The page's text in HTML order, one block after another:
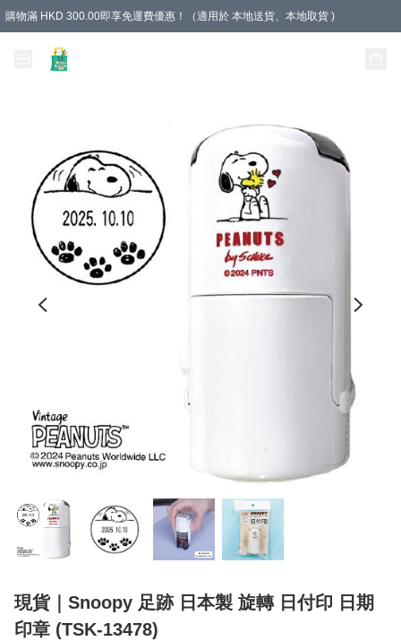
購物滿 HKD 300.00即享免運費優惠！（適用於 本地送貨、本地取貨 )
現貨｜Snoopy 足跡 日本製 旋轉 日付印 日期
印章 (TSK-13478)